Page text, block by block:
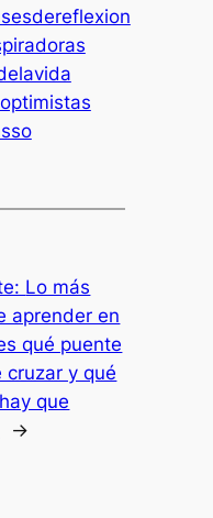
Lo más
aprender en
qué puente
cruzar y qué
que
→